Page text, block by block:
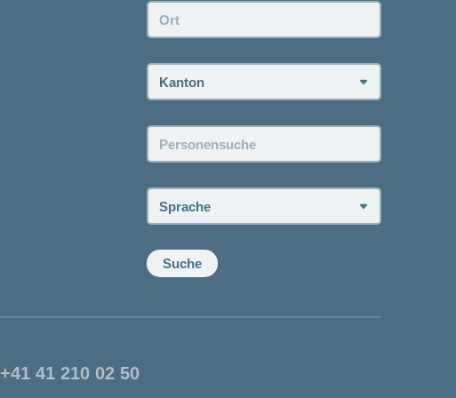
Ort:
Kanton:
Personensuche:
Sprache:
Suche
+41 41 210 02 50